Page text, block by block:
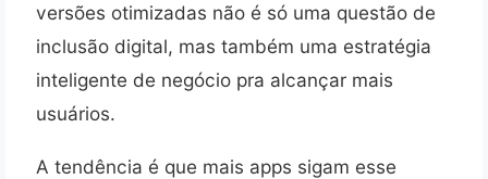
versões otimizadas não é só uma questão de
inclusão digital, mas também uma estratégia
inteligente de negócio pra alcançar mais
usuários.
A tendência é que mais apps sigam esse